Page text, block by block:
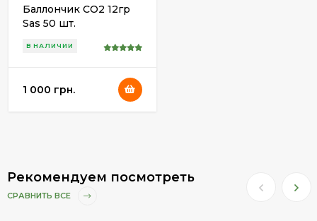
Баллончик СО2 12гр
Sas 50 шт.
В НАЛИЧИИ
1 000 грн.
Рекомендуем посмотреть
СРАВНИТЬ ВСЕ